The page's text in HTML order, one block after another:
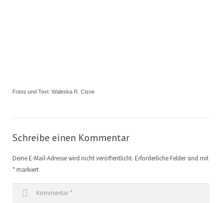
Fotos und Text: Waleska R. Cisne
Schreibe einen Kommentar
Deine E-Mail-Adresse wird nicht veröffentlicht. Erforderliche Felder sind mit
*markiert